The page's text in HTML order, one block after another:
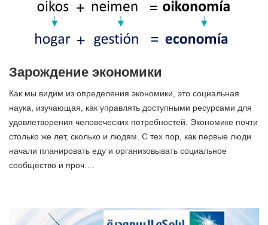
Зарождение экономики
Как мы видим из определения экономики, это социальная
наука, изучающая, как управлять доступными ресурсами для
удовлетворения человеческих потребностей. Экономике почти
столько же лет, сколько и людям. С тех пор, как первые люди
начали планировать еду и организовывать социальное
сообщество и проч.…